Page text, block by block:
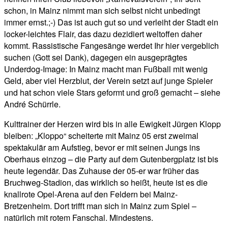
schon, in Mainz nimmt man sich selbst nicht unbedingt
immer ernst.;-) Das ist auch gut so und verleiht der Stadt ein
locker-leichtes Flair, das dazu dezidiert weltoffen daher
kommt. Rassistische Fangesänge werdet Ihr hier vergeblich
suchen (Gott sei Dank), dagegen ein ausgeprägtes
Underdog-Image: In Mainz macht man Fußball mit wenig
Geld, aber viel Herzblut, der Verein setzt auf junge Spieler
und hat schon viele Stars geformt und groß gemacht – siehe
André Schürrle.
Kulttrainer der Herzen wird bis in alle Ewigkeit Jürgen Klopp
bleiben: „Kloppo“ scheiterte mit Mainz 05 erst zweimal
spektakulär am Aufstieg, bevor er mit seinen Jungs ins
Oberhaus einzog – die Party auf dem Gutenbergplatz ist bis
heute legendär. Das Zuhause der 05-er war früher das
Bruchweg-Stadion, das wirklich so heißt, heute ist es die
knallrote Opel-Arena auf den Feldern bei Mainz-
Bretzenheim. Dort trifft man sich in Mainz zum Spiel –
natürlich mit rotem Fanschal. Mindestens.